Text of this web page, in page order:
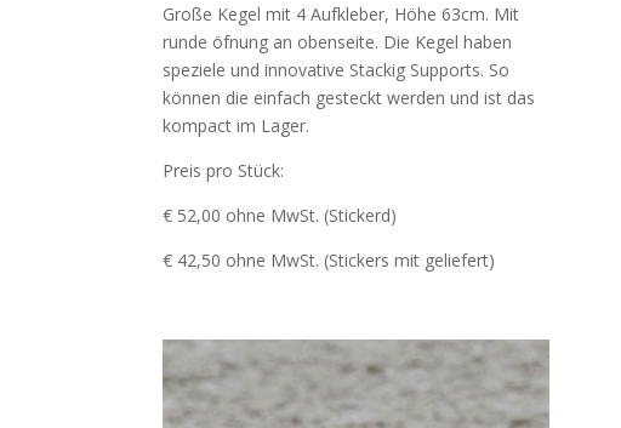
Große Kegel mit 4 Aufkleber, Höhe 63cm. Mit
runde öfnung an obenseite. Die Kegel haben
speziele und innovative Stackig Supports. So
können die einfach gesteckt werden und ist das
kompact im Lager.
Preis pro Stück:
€ 52,00 ohne MwSt. (Stickerd)
€ 42,50 ohne MwSt. (Stickers mit geliefert)